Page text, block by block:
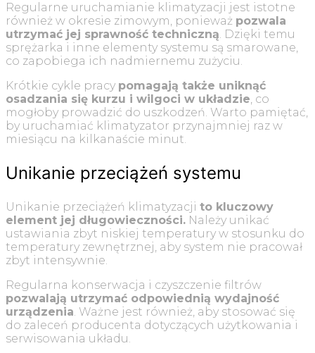
Regularne uruchamianie klimatyzacji jest istotne
również w okresie zimowym, ponieważ pozwala
utrzymać jej sprawność techniczną. Dzięki temu
sprężarka i inne elementy systemu są smarowane,
co zapobiega ich nadmiernemu zużyciu.
Krótkie cykle pracy pomagają także uniknąć
osadzania się kurzu i wilgoci w układzie, co
mogłoby prowadzić do uszkodzeń. Warto pamiętać,
by uruchamiać klimatyzator przynajmniej raz w
miesiącu na kilkanaście minut.
Unikanie przeciążeń systemu
Unikanie przeciążeń klimatyzacji to kluczowy
element jej długowieczności. Należy unikać
ustawiania zbyt niskiej temperatury w stosunku do
temperatury zewnętrznej, aby system nie pracował
zbyt intensywnie.
Regularna konserwacja i czyszczenie filtrów
pozwalają utrzymać odpowiednią wydajność
urządzenia. Ważne jest również, aby stosować się
do zaleceń producenta dotyczących użytkowania i
serwisowania układu.